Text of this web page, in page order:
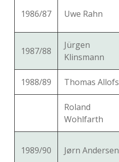
1986/87 Uwe Rahn
1987/88
Jürgen
Klinsmann
1988/89 Thomas Allofs
Roland
Wohlfarth
1989/90 Jørn Andersen